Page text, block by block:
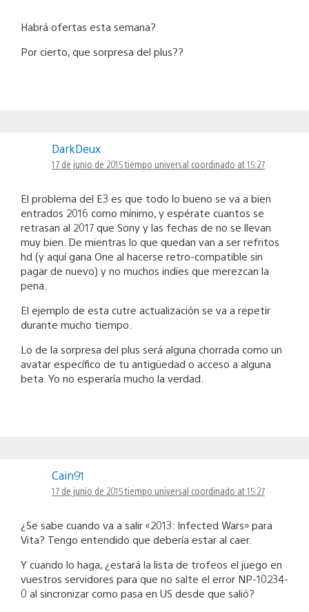
Habrá ofertas esta semana?
Por cierto, que sorpresa del plus??
DarkDeux
17 de junio de 2015 tiempo universal coordinado at 15:27
El problema del E3 es que todo lo bueno se va a bien
entrados 2016 como mínimo, y espérate cuantos se
retrasan al 2017 que Sony y las fechas de no se llevan
muy bien. De mientras lo que quedan van a ser refritos
hd (y aquí gana One al hacerse retro-compatible sin
pagar de nuevo) y no muchos indies que merezcan la
pena.
El ejemplo de esta cutre actualización se va a repetir
durante mucho tiempo.
Lo de la sorpresa del plus será alguna chorrada como un
avatar específico de tu antigüedad o acceso a alguna
beta. Yo no esperaría mucho la verdad.
Cain91
17 de junio de 2015 tiempo universal coordinado at 15:27
¿Se sabe cuando va a salir «2013: Infected Wars» para
Vita? Tengo entendido que debería estar al caer.
Y cuando lo haga, ¿estará la lista de trofeos el juego en
vuestros servidores para que no salte el error NP-10234-
0 al sincronizar como pasa en US desde que salió?